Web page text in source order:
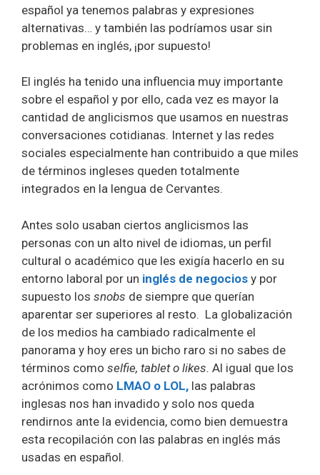
español ya tenemos palabras y expresiones
alternativas… y también las podríamos usar sin
problemas en inglés, ¡por supuesto!
El inglés ha tenido una influencia muy importante
sobre el español y por ello, cada vez es mayor la
cantidad de anglicismos que usamos en nuestras
conversaciones cotidianas. Internet y las redes
sociales especialmente han contribuido a que miles
de términos ingleses queden totalmente
integrados en la lengua de Cervantes.
Antes solo usaban ciertos anglicismos las
personas con un alto nivel de idiomas, un perfil
cultural o académico que les exigía hacerlo en su
entorno laboral por un inglés de negocios y por
supuesto los snobs de siempre que querían
aparentar ser superiores al resto. La globalización
de los medios ha cambiado radicalmente el
panorama y hoy eres un bicho raro si no sabes de
términos como selfie, tablet o likes. Al igual que los
acrónimos como LMAO o LOL, las palabras
inglesas nos han invadido y solo nos queda
rendirnos ante la evidencia, como bien demuestra
esta recopilación con las palabras en inglés más
usadas en español.